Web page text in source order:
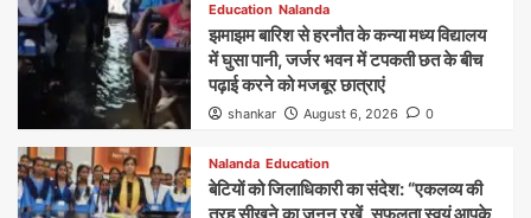
Education Nalanda
झमाझम बारिश से हरनौत के कन्या मध्य विद्यालय
में घुसा पानी, जर्जर भवन में टपकती छत के बीच
पढ़ाई करने को मजबूर छात्राएं
shankar August 6, 2026 0
Nalanda Education
बेटियों को जिलाधिकारी का संदेश: “एकलव्य की